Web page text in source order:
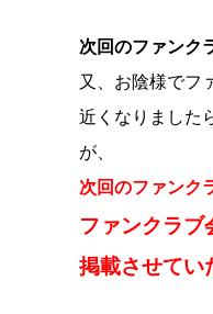
次回のファンク
又、お陰様でフ
近くなりました
が、
次回のファンク
ファンクラブ
掲載させてい